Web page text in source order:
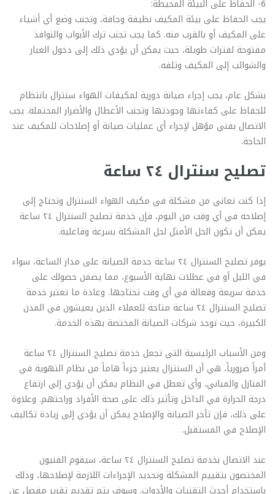
6- الحفاظ على البيئة المحيطة:
يجب الحفاظ على بيئة المكيف نظيفة وجافة، وتجنب وضع أي أشياء
على المكيف أو بالقرب منه. كما يجب تجنب ترك الأبواب والنوافذ
مفتوحة لفترات طويلة، حيث يمكن أن يؤدي ذلك إلى دخول الغبار
والشوائب إلى المكيف وتلفه.
بشكل عام، يجب إجراء صيانة دورية لمكيفات الهواء سنترال بانتظام
للحفاظ على كفاءتها وجودتها وتجنب الأعطال والأضرار المحتملة. يجب
الاتصال بفني مؤهل لإجراء أي عمليات صيانة أو إصلاحات للمكيف عند
الحاجة.
تصليح سنترال ٢٤ ساعة
إذا كنت تعاني من مشكلة في مكيف الهواء السنترال وتحتاج إلى
إصلاحه في أي وقت من اليوم، فإن خدمة تصليح السنترال ٢٤ ساعة
يمكن أن تكون الحل الأمثل لحل المشكلة بسرعة وفاعلية.
يوفر تصليح السنترال ٢٤ ساعة خدمة الصيانة على مدار الساعة، سواء
في الليل أو في عطلات نهاية الأسبوع، مما يضمن حصولك على
خدمة سريعة وفعالة في أي وقت تحتاجها. وعادة ما تعتبر خدمة
تصليح السنترال ٢٤ ساعة متاحة للعملاء الذين يعيشون في المدن
الكبيرة، حيث توجد شركات الصيانة المختصة بهذه الخدمة.
ومن الأسباب الرئيسية التي تجعل خدمة تصليح السنترال ٢٤ ساعة
أمراً ضرورياً، هي أن السنترال يعتبر جزءاً هاماً من نظام التهوية في
المنازل والمباني، وأي تعطل في النظام يمكن أن يؤدي إلى ارتفاع
درجة الحرارة في الداخل وتأثير ذلك على صحة الأفراد وراحتهم. وعلاوة
على ذلك، فإن تأخر الصيانة والإصلاح يمكن أن يؤدي إلى زيادة تكاليف
الإصلاح في المستقبل.
عند الاتصال بخدمة تصليح السنترال ٢٤ ساعة، سيقوم الفنيون
المختصون بتقييم المشكلة وتحديد الإجراءات اللازمة لإصلاحها، وذلك
باستخدام أحدث التقنيات والأدوات. وسوف يتم تقديم تقرير مفصل عن